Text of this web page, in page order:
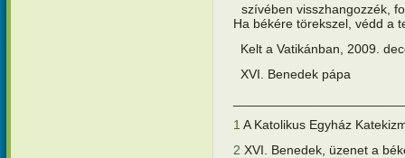
szívében visszhangozzék,
Ha békére törekszel, védd a
Kelt a Vatikánban, 2009.
XVI. Benedek pápa
1 A Katolikus Egyház
2 XVI. Benedek, üzenet a